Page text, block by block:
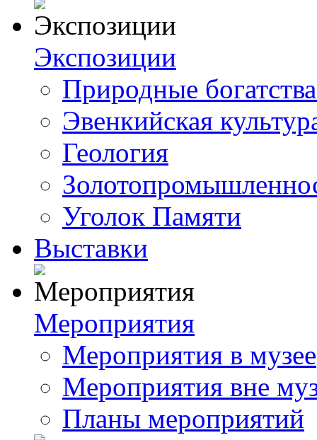
Экспозиции
Природные
Эвенкийская
Геология
Уголок Памяти
Выставки
Мероприятия
Мероприятия в музее
Мероприятия вне
Планы мероприятий